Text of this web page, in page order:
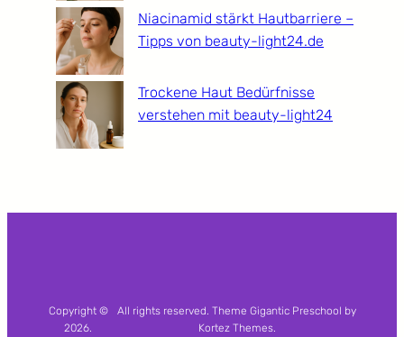
Niacinamid stärkt Hautbarriere –
Tipps von beauty-light24.de
Trockene Haut Bedürfnisse
verstehen mit beauty-light24
Copyright ©
2026.
All rights reserved. Theme Gigantic Preschool by
Kortez Themes.